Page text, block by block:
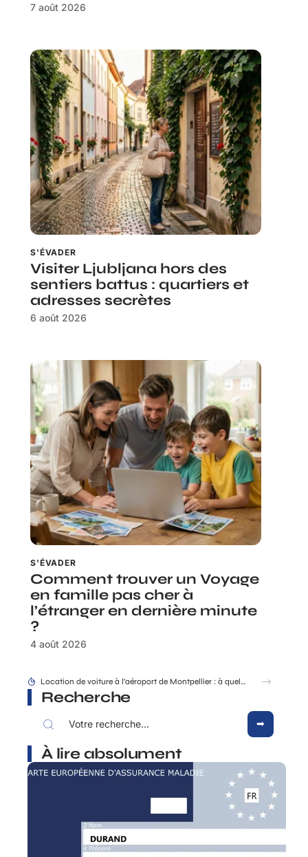
7 août 2026
S'ÉVADER
Visiter Ljubljana hors des
sentiers battus : quartiers et
adresses secrètes
6 août 2026
S'ÉVADER
Comment trouver un Voyage
en famille pas cher à
l’étranger en dernière minute
?
4 août 2026
Location de voiture à l’aéroport de Montpellier : à quel moment faut-il réserver ?
Recherche
À lire absolument